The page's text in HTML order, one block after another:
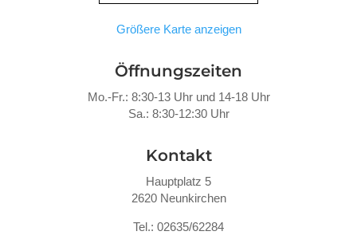
Größere Karte anzeigen
Öffnungszeiten
Mo.-Fr.: 8:30-13 Uhr und 14-18 Uhr
Sa.: 8:30-12:30 Uhr
Kontakt
Hauptplatz 5
2620 Neunkirchen
Tel.: 02635/62284